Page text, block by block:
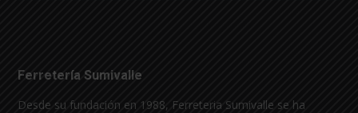
Ferretería Sumivalle
Desde su fundación en 1988, Ferreteria Sumivalle se ha